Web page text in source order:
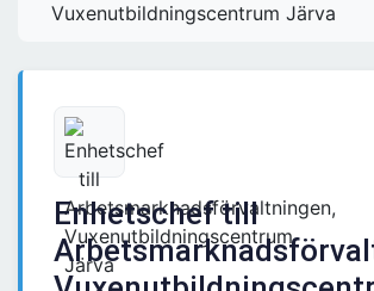
Vuxenutbildningscentrum Järva
Enhetschef till